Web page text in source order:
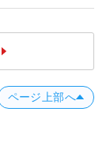
ページ上部へ